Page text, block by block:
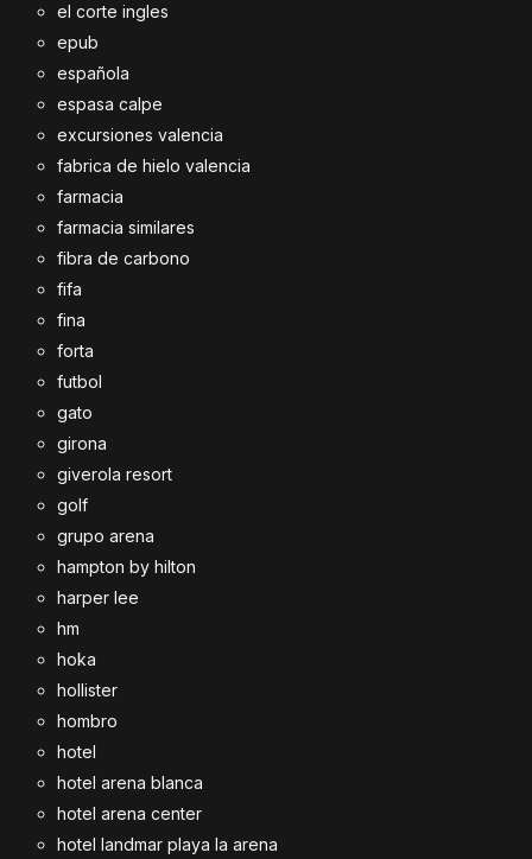
el corte ingles
epub
española
espasa calpe
excursiones valencia
fabrica de hielo valencia
farmacia
farmacia similares
fibra de carbono
fifa
fina
forta
futbol
gato
girona
giverola resort
golf
grupo arena
hampton by hilton
harper lee
hm
hoka
hollister
hombro
hotel
hotel arena blanca
hotel arena center
hotel landmar playa la arena